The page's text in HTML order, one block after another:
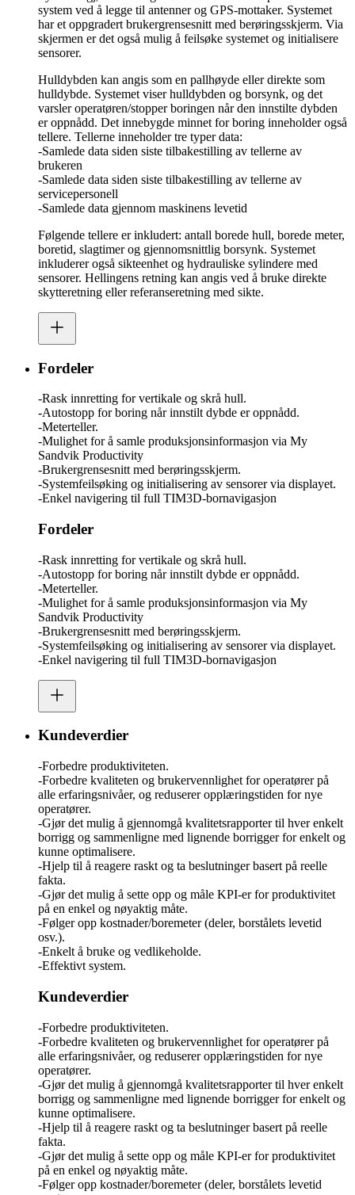
system ved å legge til antenner og GPS-mottaker. Systemet
har et oppgradert brukergrensesnitt med berøringsskjerm. Via
skjermen er det også mulig å feilsøke systemet og initialisere
sensorer.
Hulldybden kan angis som en pallhøyde eller direkte som
hulldybde. Systemet viser hulldybden og borsynk, og det
varsler operatøren/stopper boringen når den innstilte dybden
er oppnådd. Det innebygde minnet for boring inneholder også
tellere. Tellerne inneholder tre typer data:
-Samlede data siden siste tilbakestilling av tellerne av
brukeren
-Samlede data siden siste tilbakestilling av tellerne av
servicepersonell
-Samlede data gjennom maskinens levetid
Følgende tellere er inkludert: antall borede hull, borede meter,
boretid, slagtimer og gjennomsnittlig borsynk. Systemet
inkluderer også sikteenhet og hydrauliske sylindere med
sensorer. Hellingens retning kan angis ved å bruke direkte
skytteretning eller referanseretning med sikte.
Fordeler
-Rask innretting for vertikale og skrå hull.
-Autostopp for boring når innstilt dybde er oppnådd.
-Meterteller.
-Mulighet for å samle produksjonsinformasjon via My
Sandvik Productivity
-Brukergrensesnitt med berøringsskjerm.
-Systemfeilsøking og initialisering av sensorer via displayet.
-Enkel navigering til full TIM3D-bornavigasjon
Fordeler
-Rask innretting for vertikale og skrå hull.
-Autostopp for boring når innstilt dybde er oppnådd.
-Meterteller.
-Mulighet for å samle produksjonsinformasjon via My
Sandvik Productivity
-Brukergrensesnitt med berøringsskjerm.
-Systemfeilsøking og initialisering av sensorer via displayet.
-Enkel navigering til full TIM3D-bornavigasjon
Kundeverdier
-Forbedre produktiviteten.
-Forbedre kvaliteten og brukervennlighet for operatører på
alle erfaringsnivåer, og reduserer opplæringstiden for nye
operatører.
-Gjør det mulig å gjennomgå kvalitetsrapporter til hver enkelt
borrigg og sammenligne med lignende borrigger for enkelt og
kunne optimalisere.
-Hjelp til å reagere raskt og ta beslutninger basert på reelle
fakta.
-Gjør det mulig å sette opp og måle KPI-er for produktivitet
på en enkel og nøyaktig måte.
-Følger opp kostnader/boremeter (deler, borstålets levetid
osv.).
-Enkelt å bruke og vedlikeholde.
-Effektivt system.
Kundeverdier
-Forbedre produktiviteten.
-Forbedre kvaliteten og brukervennlighet for operatører på
alle erfaringsnivåer, og reduserer opplæringstiden for nye
operatører.
-Gjør det mulig å gjennomgå kvalitetsrapporter til hver enkelt
borrigg og sammenligne med lignende borrigger for enkelt og
kunne optimalisere.
-Hjelp til å reagere raskt og ta beslutninger basert på reelle
fakta.
-Gjør det mulig å sette opp og måle KPI-er for produktivitet
på en enkel og nøyaktig måte.
-Følger opp kostnader/boremeter (deler, borstålets levetid